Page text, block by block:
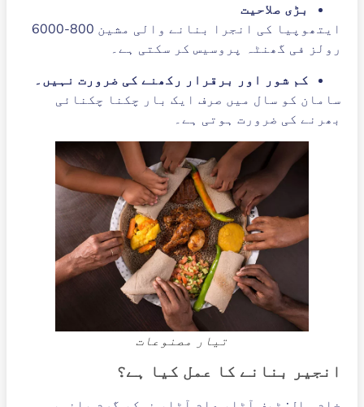
بڑی صلاحیت
ایتھوپیا کی انجرا بنانے والی مشین 800-6000
رولز فی گھنٹہ پروسیس کر سکتی ہے۔
کم شور اور برقرار رکھنے کی ضرورت نہیں۔
سامان کو سال میں صرف ایک بار چکنا چکنائی
بھرنے کی ضرورت ہوتی ہے۔
تیار مصنوعات
انجیر بنانے کا عمل کیا ہے؟